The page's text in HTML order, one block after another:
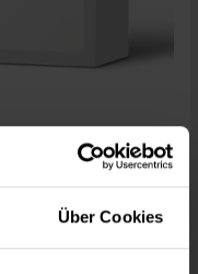
Über Cookies
(90P)